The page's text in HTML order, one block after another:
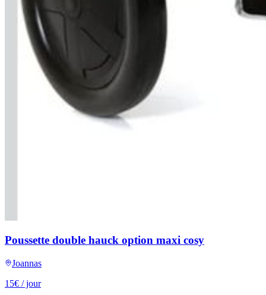
Poussette double hauck option maxi cosy
Joannas
15€ / jour